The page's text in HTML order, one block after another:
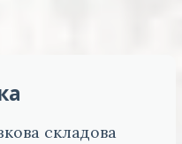
складова